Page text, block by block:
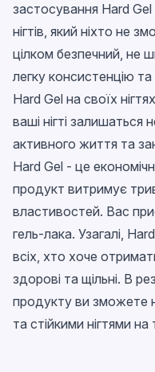
застосування Hard
нігтів, який ніхто не
цілком безпечний, не
легку консистенцію
Hard Gel на своїх
ваші нігті залишаться
активного життя та
Hard Gel - це
продукт витримує
властивостей. Вас
гель-лака. Узагалі,
всіх, хто хоче
здорові та щільні. В
продукту ви зможете
та стійкими нігтями